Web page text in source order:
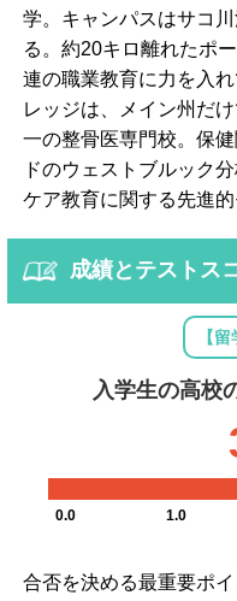
学。キャンパスはサコ
る。約20キロ離れたポ
連の職業教育に力を入
レッジは、メイン州だ
一の整骨医専門校。保
ドのウェストブルック
ケア教育に関する先進
成績とテストス
【
入学生の高校
0.0 1.0
合否を決める最重要ポ